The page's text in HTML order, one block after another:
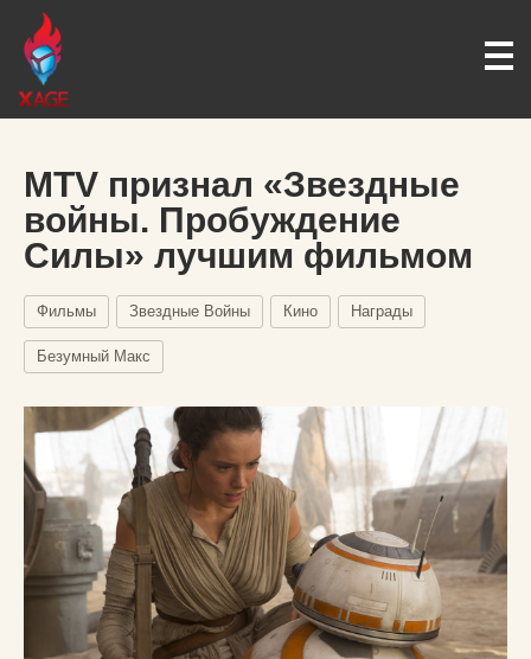
MTV признал «Звездные
войны. Пробуждение
Силы» лучшим фильмом
Фильмы Звездные Войны Кино Награды
Безумный Макс